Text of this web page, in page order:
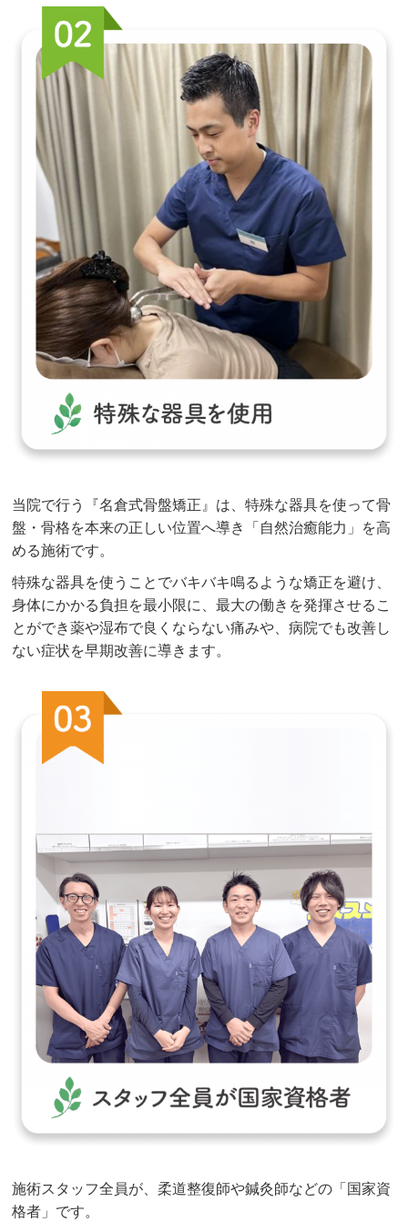
当院で行う『名倉式骨盤矯正』は、特殊な器具を使って骨
盤・骨格を本来の正しい位置へ導き「自然治癒能力」を高
める施術です。
特殊な器具を使うことでバキバキ鳴るような矯正を避け、
身体にかかる負担を最小限に、最大の働きを発揮させるこ
とができ薬や湿布で良くならない痛みや、病院でも改善し
ない症状を早期改善に導きます。
施術スタッフ全員が、柔道整復師や鍼灸師などの「国家資
格者」です。